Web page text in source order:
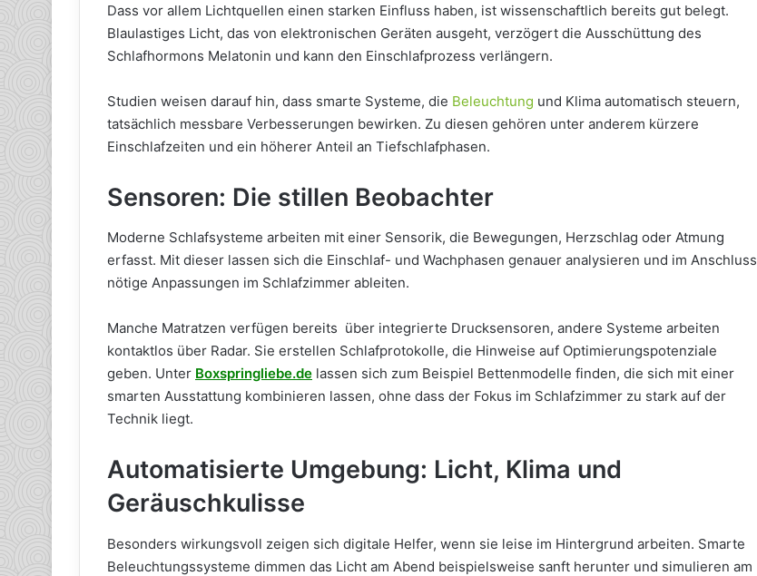
Dass vor allem Lichtquellen einen starken Einfluss haben, ist wissenschaftlich bereits gut belegt.
Blaulastiges Licht, das von elektronischen Geräten ausgeht, verzögert die Ausschüttung des
Schlafhormons Melatonin und kann den Einschlafprozess verlängern.
Studien weisen darauf hin, dass smarte Systeme, die Beleuchtung und Klima automatisch steuern,
tatsächlich messbare Verbesserungen bewirken. Zu diesen gehören unter anderem kürzere
Einschlafzeiten und ein höherer Anteil an Tiefschlafphasen.
Sensoren: Die stillen Beobachter
Moderne Schlafsysteme arbeiten mit einer Sensorik, die Bewegungen, Herzschlag oder Atmung
erfasst. Mit dieser lassen sich die Einschlaf- und Wachphasen genauer analysieren und im Anschluss
nötige Anpassungen im Schlafzimmer ableiten.
Manche Matratzen verfügen bereits über integrierte Drucksensoren, andere Systeme arbeiten
kontaktlos über Radar. Sie erstellen Schlafprotokolle, die Hinweise auf Optimierungspotenziale
geben. Unter Boxspringliebe.de lassen sich zum Beispiel Bettenmodelle finden, die sich mit einer
smarten Ausstattung kombinieren lassen, ohne dass der Fokus im Schlafzimmer zu stark auf der
Technik liegt.
Automatisierte Umgebung: Licht, Klima und
Geräuschkulisse
Besonders wirkungsvoll zeigen sich digitale Helfer, wenn sie leise im Hintergrund arbeiten. Smarte
Beleuchtungssysteme dimmen das Licht am Abend beispielsweise sanft herunter und simulieren am